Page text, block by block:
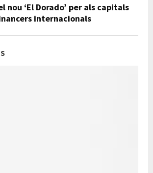
nou ‘El Dorado’ per als capitals
internacionals